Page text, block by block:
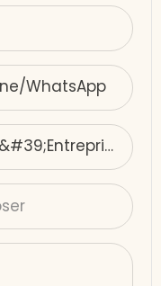
WhatsApp
Nom De L&#39;entreprise